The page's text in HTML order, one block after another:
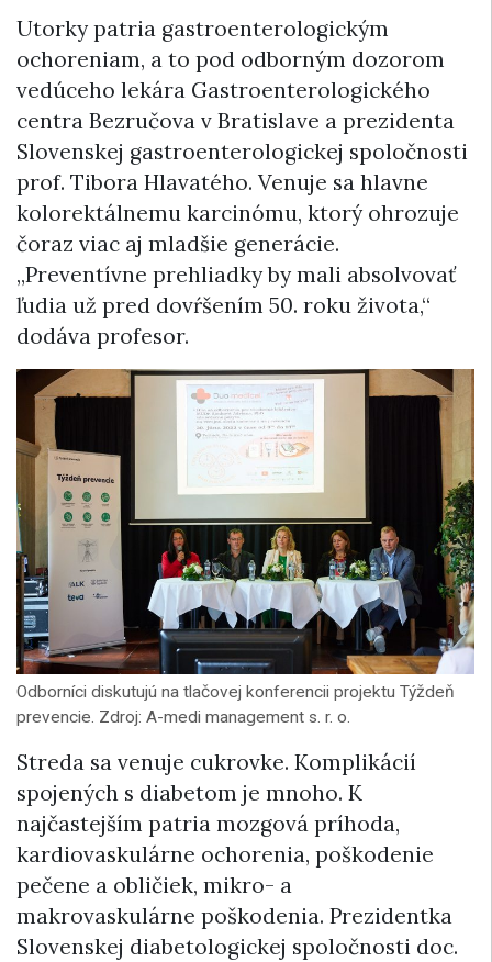
Utorky patria gastroenterologickým
ochoreniam, a to pod odborným dozorom
vedúceho lekára Gastroenterologického
centra Bezručova v Bratislave a prezidenta
Slovenskej gastroenterologickej spoločnosti
prof. Tibora Hlavatého. Venuje sa hlavne
kolorektálnemu karcinómu, ktorý ohrozuje
čoraz viac aj mladšie generácie.
„Preventívne prehliadky by mali absolvovať
ľudia už pred dovŕšením 50. roku života,“
dodáva profesor.
Odborníci diskutujú na tlačovej konferencii projektu Týždeň
prevencie. Zdroj: A-medi management s. r. o.
Streda sa venuje cukrovke. Komplikácií
spojených s diabetom je mnoho. K
najčastejším patria mozgová príhoda,
kardiovaskulárne ochorenia, poškodenie
pečene a obličiek, mikro- a
makrovaskulárne poškodenia. Prezidentka
Slovenskej diabetologickej spoločnosti doc.